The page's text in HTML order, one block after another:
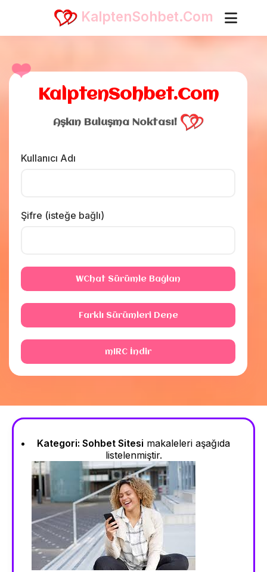
KalptenSohbet.Com
KalptenSohbet.Com
Aşkın Buluşma Noktası!
Kullanıcı Adı
Şifre (isteğe bağlı)
WChat Sürümle Bağlan
Farklı Sürümleri Dene
mIRC İndir
Kategori: Sohbet Sitesi makaleleri aşağıda
listelenmiştir.